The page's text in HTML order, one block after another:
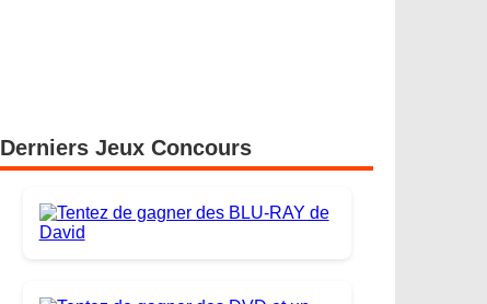
Derniers Jeux Concours